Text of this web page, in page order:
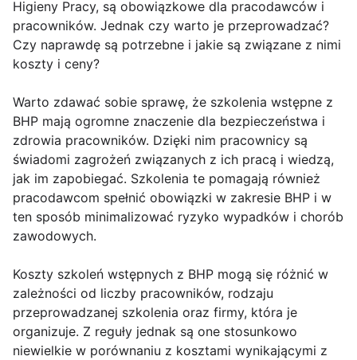
Higieny Pracy, są obowiązkowe dla pracodawców i
pracowników. Jednak czy warto je przeprowadzać?
Czy naprawdę są potrzebne i jakie są związane z nimi
koszty i ceny?
Warto zdawać sobie sprawę, że szkolenia wstępne z
BHP mają ogromne znaczenie dla bezpieczeństwa i
zdrowia pracowników. Dzięki nim pracownicy są
świadomi zagrożeń związanych z ich pracą i wiedzą,
jak im zapobiegać. Szkolenia te pomagają również
pracodawcom spełnić obowiązki w zakresie BHP i w
ten sposób minimalizować ryzyko wypadków i chorób
zawodowych.
Koszty szkoleń wstępnych z BHP mogą się różnić w
zależności od liczby pracowników, rodzaju
przeprowadzanej szkolenia oraz firmy, która je
organizuje. Z reguły jednak są one stosunkowo
niewielkie w porównaniu z kosztami wynikającymi z